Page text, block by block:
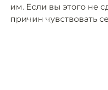
им. Если вы этого не
причин чувствовать